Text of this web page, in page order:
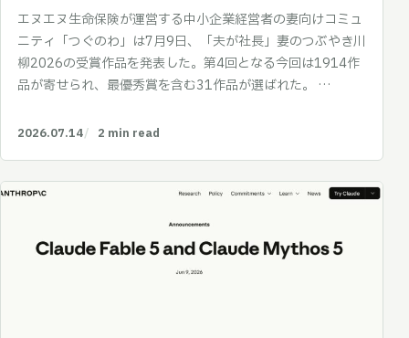
エヌエヌ生命保険が運営する中小企業経営者の妻向けコミュ
ニティ「つぐのわ」は7月9日、「夫が社長」妻のつぶやき川
柳2026の受賞作品を発表した。第4回となる今回は1914作
品が寄せられ、最優秀賞を含む31作品が選ばれた。 …
2026.07.14 2 min read